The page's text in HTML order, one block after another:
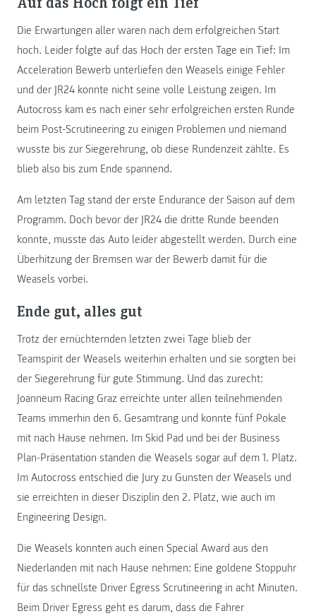
Die Erwartungen aller waren nach dem erfolgreichen Start
hoch. Leider folgte auf das Hoch der ersten Tage ein Tief: Im
Acceleration Bewerb unterliefen den Weasels einige Fehler
und der JR24 konnte nicht seine volle Leistung zeigen. Im
Autocross kam es nach einer sehr erfolgreichen ersten Runde
beim Post-Scrutineering zu einigen Problemen und niemand
wusste bis zur Siegerehrung, ob diese Rundenzeit zählte. Es
blieb also bis zum Ende spannend.
Am letzten Tag stand der erste Endurance der Saison auf dem
Programm. Doch bevor der JR24 die dritte Runde beenden
konnte, musste das Auto leider abgestellt werden. Durch eine
Überhitzung der Bremsen war der Bewerb damit für die
Weasels vorbei.
Ende gut, alles gut
Trotz der ernüchternden letzten zwei Tage blieb der
Teamspirit der Weasels weiterhin erhalten und sie sorgten bei
der Siegerehrung für gute Stimmung. Und das zurecht:
Joanneum Racing Graz erreichte unter allen teilnehmenden
Teams immerhin den 6. Gesamtrang und konnte fünf Pokale
mit nach Hause nehmen. Im Skid Pad und bei der Business
Plan-Präsentation standen die Weasels sogar auf dem 1. Platz.
Im Autocross entschied die Jury zu Gunsten der Weasels und
sie erreichten in dieser Disziplin den 2. Platz, wie auch im
Engineering Design.
Die Weasels konnten auch einen Special Award aus den
Niederlanden mit nach Hause nehmen: Eine goldene Stoppuhr
für das schnellste Driver Egress Scrutineering in acht Minuten.
Beim Driver Egress geht es darum, dass die Fahrer